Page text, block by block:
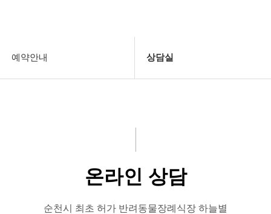
예약안내
고객센터
상담실
온라인 상담
순천시 최초 허가 반려동물장례식장 하늘별